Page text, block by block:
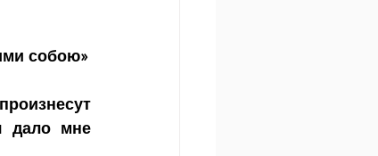
собою»
дало мне